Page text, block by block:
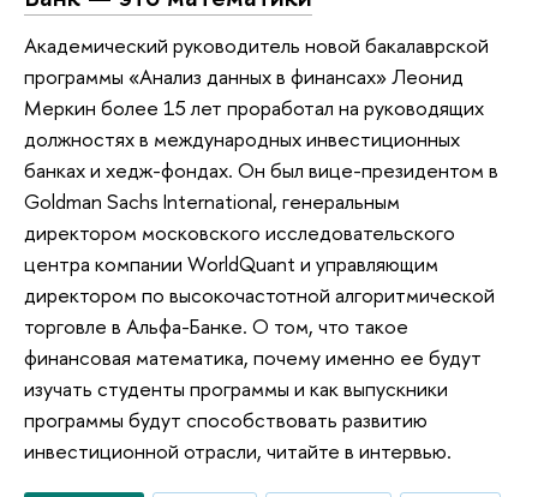
Академический руководитель новой бакалаврской
программы «Анализ данных в финансах» Леонид
Меркин более 15 лет проработал на руководящих
должностях в международных инвестиционных
банках и хедж-фондах. Он был вице-президентом в
Goldman Sachs International, генеральным
директором московского исследовательского
центра компании WorldQuant и управляющим
директором по высокочастотной алгоритмической
торговле в Альфа-Банке. О том, что такое
финансовая математика, почему именно ее будут
изучать студенты программы и как выпускники
программы будут способствовать развитию
инвестиционной отрасли, читайте в интервью.